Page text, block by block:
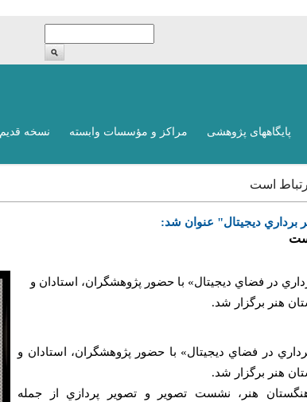
پایگاههای پژوهشی مراکز و مؤسسات وابسته نسخه قدیم
است
ديجيتال" عنوان شد:
در فضاي ديجيتال» با حضور پژوهشگران، استادان و
هنر برگزار شد.
در فضاي ديجيتال» با حضور پژوهشگران، استادان و
هنر برگزار شد.
هنر، نشست تصوير و تصوير پردازي از جمله